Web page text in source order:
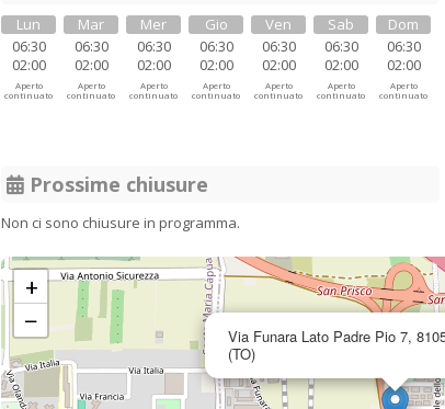
Lun
06:30
02:00
Aperto
continuato
Mar
06:30
02:00
Aperto
continuato
Mer
06:30
02:00
Aperto
continuato
Gio
06:30
02:00
Aperto
continuato
Ven
06:30
02:00
Aperto
continuato
Sab
06:30
02:00
Aperto
continuato
Dom
06:30
02:00
Aperto
continuato
Prossime chiusure
Non ci sono chiusure in programma.
Via Funara Lato Padre Pio 7,
(TO)
+
−